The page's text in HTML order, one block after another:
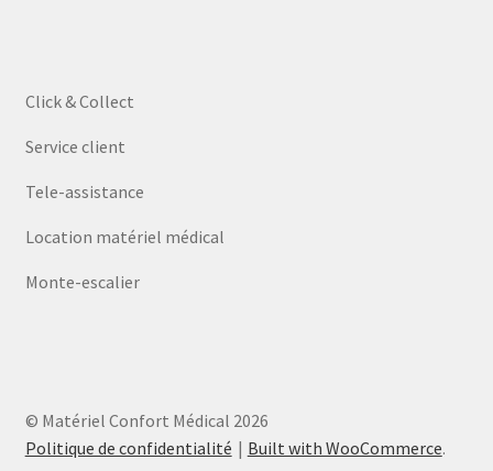
Click & Collect
Service client
Tele-assistance
Location matériel médical
Monte-escalier
© Matériel Confort Médical 2026
Politique de confidentialité
Built with WooCommerce.